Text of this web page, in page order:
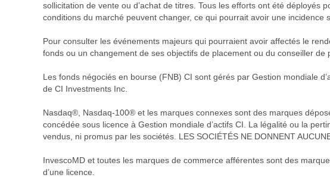
sollicitation de vente ou d’achat de titres. Tous les efforts ont été
conditions du marché peuvent changer, ce qui pourrait avoir une incidence
Pour consulter les événements majeurs qui pourraient avoir affectés le
fonds ou un changement de ses objectifs de placement ou du conseiller
Les fonds négociés en bourse (FNB) CI sont gérés par Gestion mondiale
de CI Investments Inc.
Nasdaq®, Nasdaq-100® et les marques connexes sont des marques
concédée sous licence à Gestion mondiale d’actifs CI. La légalité ou la
vendus, ni promus par les sociétés. LES SOCIÉTÉS NE DONNENT
InvescoMD et toutes les marques de commerce afférentes sont des
d’une licence.